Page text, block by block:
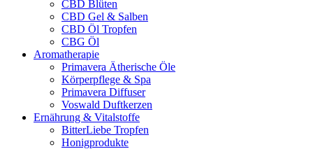
CBD Blüten
CBD Gel & Salben
CBD Öl Tropfen
CBG Öl
Aromatherapie
Primavera Ätherische Öle
Körperpflege & Spa
Primavera Diffuser
Voswald Duftkerzen
Ernährung & Vitalstoffe
BitterLiebe Tropfen
Honigprodukte